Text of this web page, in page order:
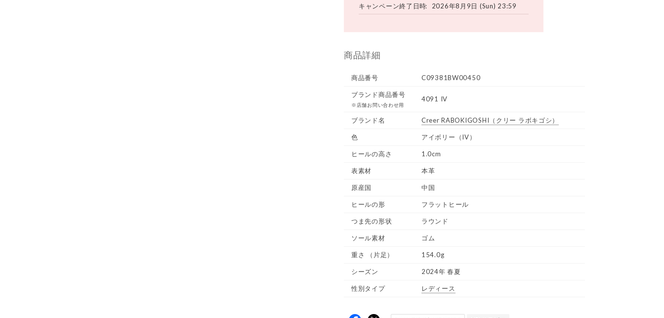
キャンペーン終了日時 2026年8月9日 (Sun) 23:59
商品詳細
商品番号 C09381BW00450
ブランド商品番号
※店舗お問い合わせ用
4091 IV
ブランド名 Creer RABOKIGOSHI （クリー ラボキゴシ）
色 アイボリー（IV）
ヒールの高さ 1.0cm
表素材 本革
原産国 中国
ヒールの形 フラットヒール
つま先の形状 ラウンド
ソール素材 ゴム
重さ （片足） 154.0g
シーズン 2024年 春夏
性別タイプ レディース